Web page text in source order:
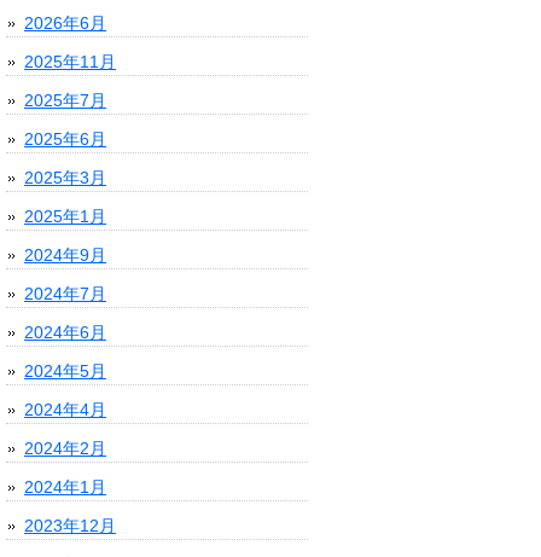
2026年6月
2025年11月
2025年7月
2025年6月
2025年3月
2025年1月
2024年9月
2024年7月
2024年6月
2024年5月
2024年4月
2024年2月
2024年1月
2023年12月